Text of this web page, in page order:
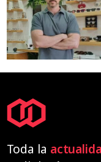
Toda la